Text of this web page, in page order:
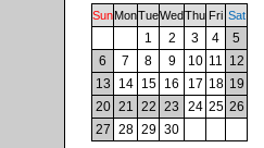
SunMonTueWedThu Fri Sat
1 2 3 4
5
6
7 8 9 10 11 12
13
14 15 16 17 18 19
20 21 22 23 24 25 26
27 28 29 30